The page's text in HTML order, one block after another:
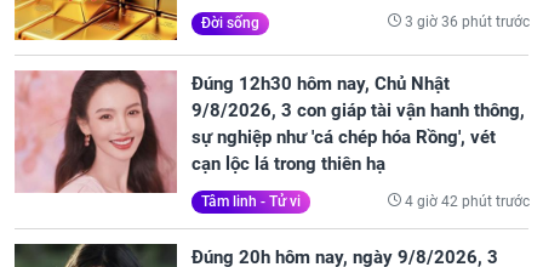
Đời sống 3 giờ 36 phút trước
Đúng 12h30 hôm nay, Chủ Nhật
9/8/2026, 3 con giáp tài vận hanh thông,
sự nghiệp như 'cá chép hóa Rồng', vét
cạn lộc lá trong thiên hạ
Tâm linh - Tử vi 4 giờ 42 phút trước
Đúng 20h hôm nay, ngày 9/8/2026, 3